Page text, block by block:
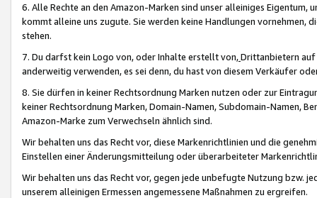
6. Alle Rechte an den Amazon-Marken sind unser alleiniges
kommt alleine uns zugute. Sie werden keine Handlungen vornehmen,
stehen.
7. Du darfst kein Logo von, oder Inhalte erstellt von,Drittanbietern auf
anderweitig verwenden, es sei denn, du hast von diesem Verkäufer
8. Sie dürfen in keiner Rechtsordnung Marken nutzen oder zur
keiner Rechtsordnung Marken, Domain-Namen, Subdomain-Namen,
Amazon-Marke zum Verwechseln ähnlich sind.
Wir behalten uns das Recht vor, diese Markenrichtlinien und die
Einstellen einer Änderungsmitteilung oder überarbeiteter
Wir behalten uns das Recht vor, gegen jede unbefugte Nutzung bzw.
unserem alleinigen Ermessen angemessene Maßnahmen zu ergreifen.